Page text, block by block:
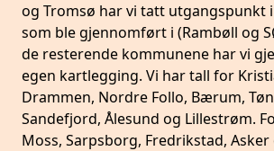
og Tromsø har vi tatt utgangspunkt
som ble gjennomført i (Rambøll og
de resterende kommunene har vi
egen kartlegging. Vi har tall for
Drammen, Nordre Follo, Bærum,
Sandefjord, Ålesund og Lillestrøm.
Moss, Sarpsborg, Fredrikstad, Asker